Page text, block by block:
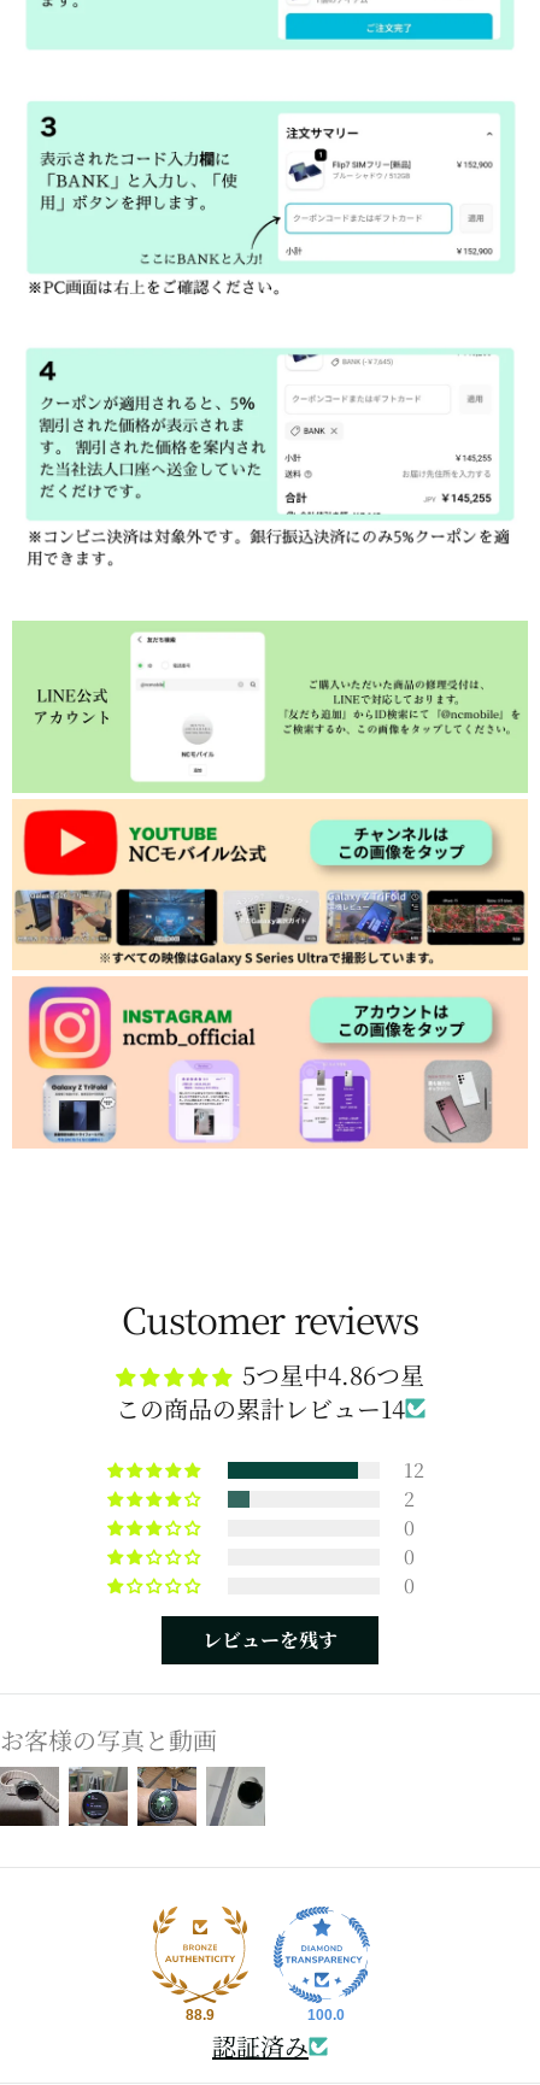
Customer reviews
5つ星中4.86つ星
この商品の累計レビュー14
12
2
0
0
0
レビューを残す
お客様の写真と動画
88.9 100.0
認証済み